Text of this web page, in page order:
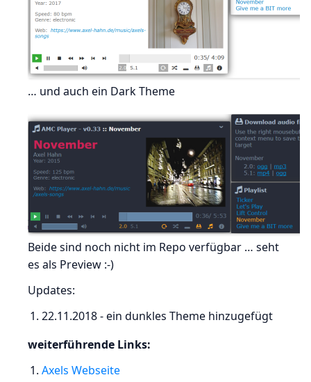
… und auch ein Dark Theme
Beide sind noch nicht im Repo verfügbar … seht
es als Preview :-)
Updates:
22.11.2018 - ein dunkles Theme hinzugefügt
weiterführende Links:
Axels Webseite